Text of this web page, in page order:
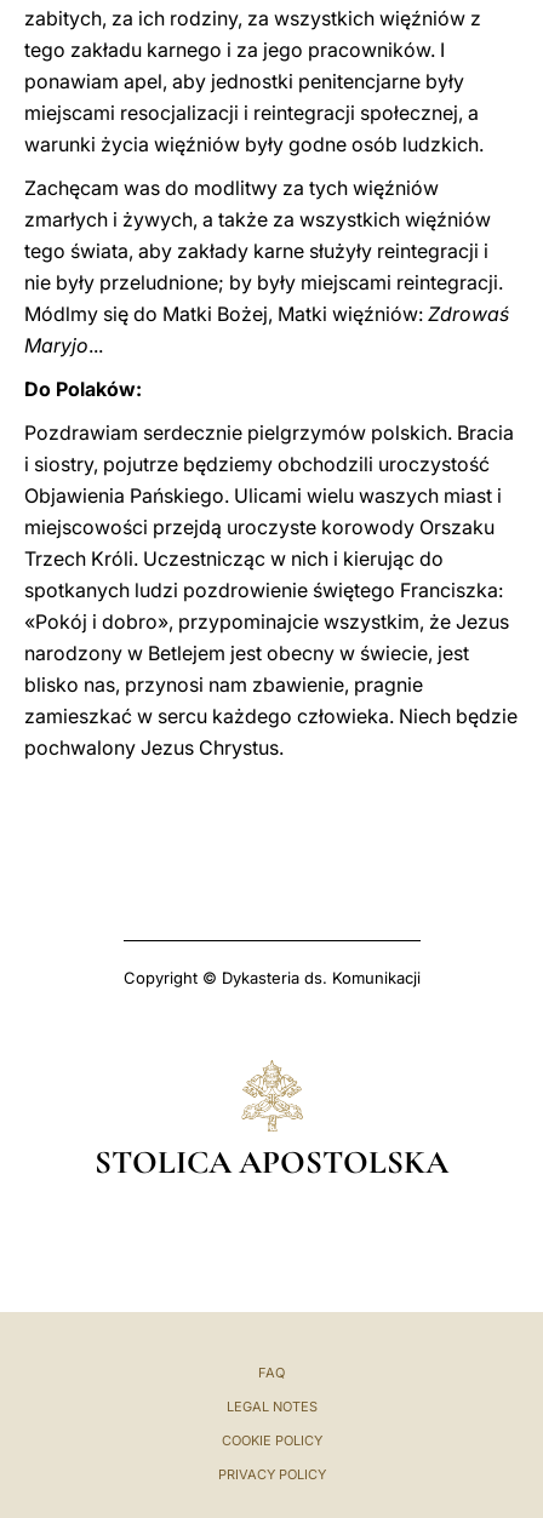
zabitych, za ich rodziny, za wszystkich więźniów z
tego zakładu karnego i za jego pracowników. I
ponawiam apel, aby jednostki penitencjarne były
miejscami resocjalizacji i reintegracji społecznej, a
warunki życia więźniów były godne osób ludzkich.
Zachęcam was do modlitwy za tych więźniów
zmarłych i żywych, a także za wszystkich więźniów
tego świata, aby zakłady karne służyły reintegracji i
nie były przeludnione; by były miejscami reintegracji.
Módlmy się do Matki Bożej, Matki więźniów: Zdrowaś
Maryjo...
Do Polaków:
Pozdrawiam serdecznie pielgrzymów polskich. Bracia
i siostry, pojutrze będziemy obchodzili uroczystość
Objawienia Pańskiego. Ulicami wielu waszych miast i
miejscowości przejdą uroczyste korowody Orszaku
Trzech Króli. Uczestnicząc w nich i kierując do
spotkanych ludzi pozdrowienie świętego Franciszka:
«Pokój i dobro», przypominajcie wszystkim, że Jezus
narodzony w Betlejem jest obecny w świecie, jest
blisko nas, przynosi nam zbawienie, pragnie
zamieszkać w sercu każdego człowieka. Niech będzie
pochwalony Jezus Chrystus.
Copyright © Dykasteria ds. Komunikacji
STOLICA APOSTOLSKA
FAQ
LEGAL NOTES
COOKIE POLICY
PRIVACY POLICY